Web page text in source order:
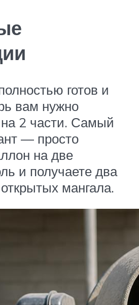
готов и
вам нужно
на 2 части. Самый
— просто
на две
и получаете два
мангала.